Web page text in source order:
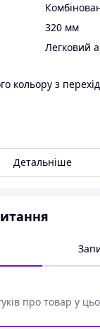
320 мм
Легковий
кольору з
до кольору
якість і
Детальніше
про товар у